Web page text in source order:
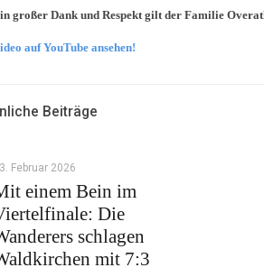
großer Dank und Respekt gilt der Familie
auf YouTube ansehen!
Beiträge
Februar 2026
einem Bein im
Die
schlagen
mit 7:3